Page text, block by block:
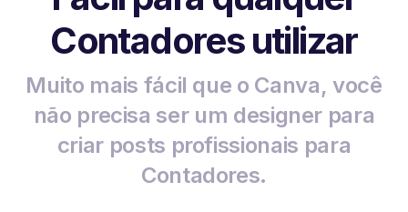
Contadores utilizar
Muito mais fácil que o Canva, você
não precisa ser um designer para
criar posts profissionais para
Contadores.